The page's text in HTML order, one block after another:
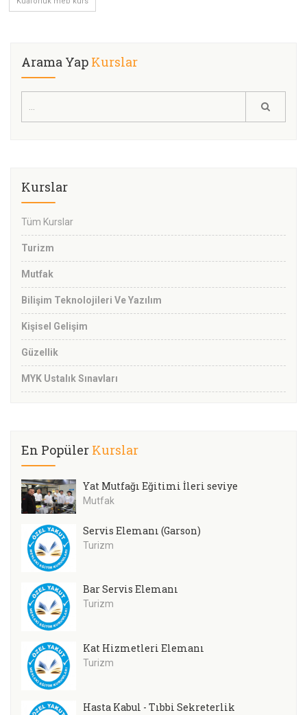
Arama Yap Kurslar
Kurslar
Tüm Kurslar
Turizm
Mutfak
Bilişim Teknolojileri Ve Yazılım
Kişisel Gelişim
Güzellik
MYK Ustalık Sınavları
En Popüler Kurslar
Yat Mutfağı Eğitimi İleri seviye
Mutfak
Servis Elemanı (Garson)
Turizm
Bar Servis Elemanı
Turizm
Kat Hizmetleri Elemanı
Turizm
Hasta Kabul - Tıbbi Sekreterlik